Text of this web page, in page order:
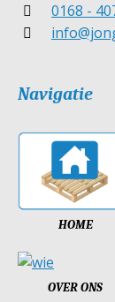
0168 -
Navigatie
HOME
OVER ONS